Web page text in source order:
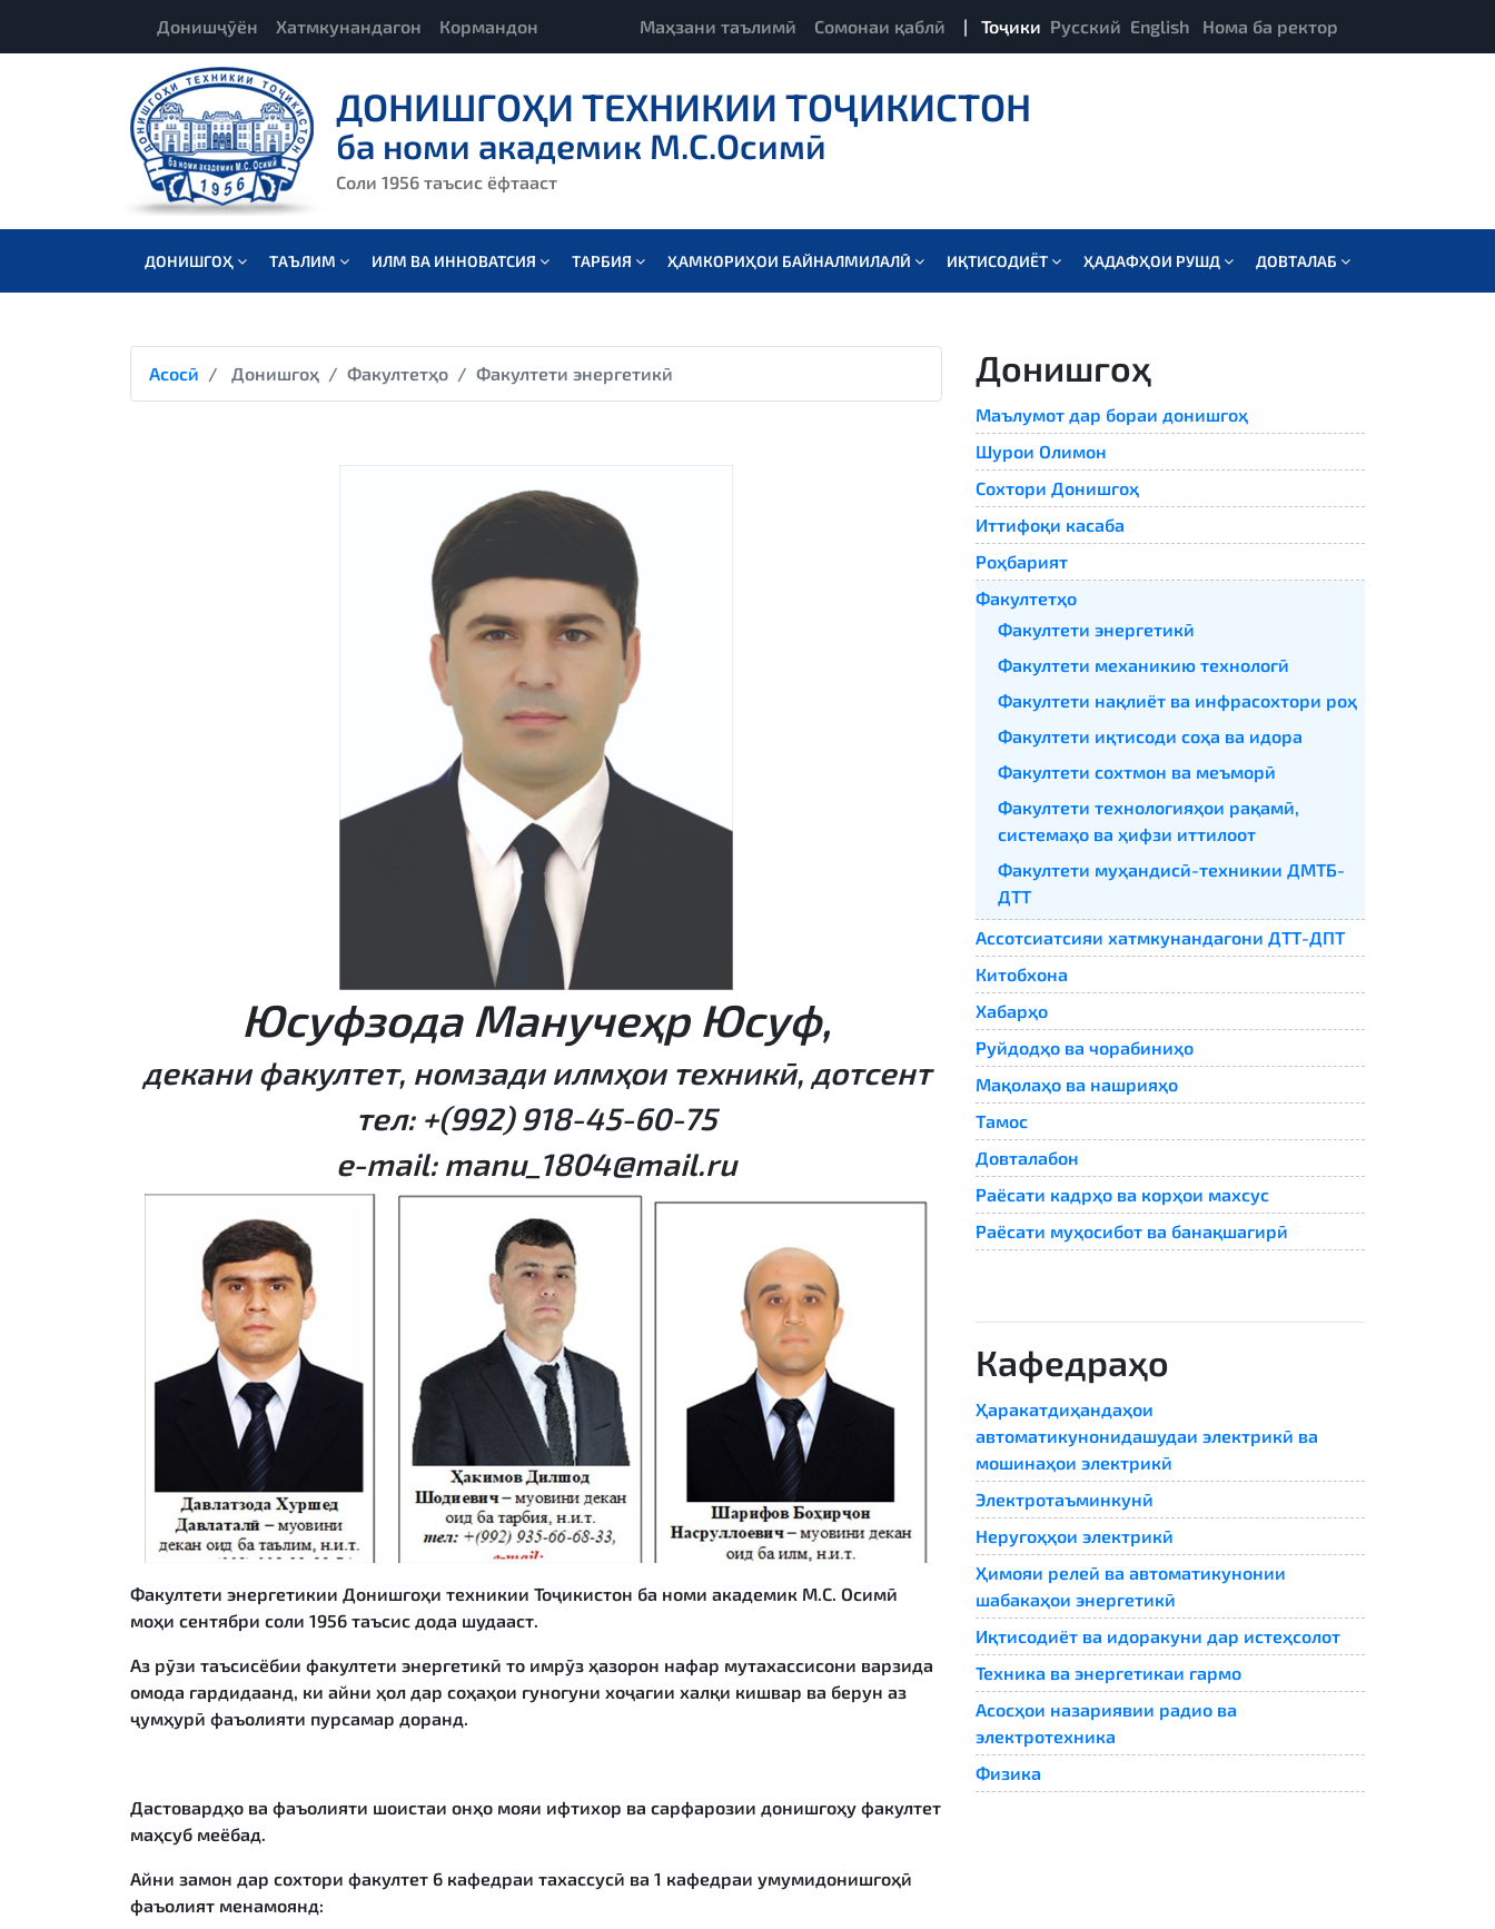
Донишҷӯён Хатмкунандагон Кормандон Маҳзани таълимӣ Сомонаи қаблӣ | Тоҷики Русский English Нома ба ректор
ДОНИШГОҲИ ТЕХНИКИИ ТОҶИКИСТОН
ба номи академик М.С.Осимӣ
Соли 1956 таъсис ёфтааст
ДОНИШГОҲ ТАЪЛИМ ИЛМ ВА ИННОВАТСИЯ ТАРБИЯ ҲАМКОРИҲОИ БАЙНАЛМИЛАЛӢ ИҚТИСОДИЁТ ҲАДАФҲОИ РУШД ДОВТАЛАБ
Асосӣ Донишгоҳ Факултетҳо Факултети энергетикӣ
Юсуфзода Манучеҳр Юсуф,
декани факултет, номзади илмҳои техникӣ, дотсент
тел: +(992) 918-45-60-75
e-mail: manu_1804@mail.ru
Факултети энергетикии Донишгоҳи техникии Тоҷикистон ба номи академик М.С. Осимӣ
моҳи сентябри соли 1956 таъсис дода шудааст.
Аз рӯзи таъсисёбии факултети энергетикӣ то имрӯз ҳазорон нафар мутахассисони варзида
омода гардидаанд, ки айни ҳол дар соҳаҳои гуногуни хоҷагии халқи кишвар ва берун аз
ҷумҳурӣ фаъолияти пурсамар доранд.
Дастовардҳо ва фаъолияти шоистаи онҳо мояи ифтихор ва сарфарозии донишгоҳу факултет
маҳсуб меёбад.
Айни замон дар сохтори факултет 6 кафедраи тахассусӣ ва 1 кафедраи умумидонишгоҳӣ
фаъолият менамоянд:
Донишгоҳ
Маълумот дар бораи донишгоҳ
Шурои Олимон
Сохтори Донишгоҳ
Иттифоқи касаба
Роҳбарият
Факултетҳо
Факултети энергетикӣ
Факултети механикию технологӣ
Факултети нақлиёт ва инфрасохтори роҳ
Факултети иқтисоди соҳа ва идора
Факултети сохтмон ва меъморӣ
Факултети технологияҳои рақамӣ,
системаҳо ва ҳифзи иттилоот
Факултети муҳандисӣ-техникии ДМТБ-
ДТТ
Ассотсиатсияи хатмкунандагони ДТТ-ДПТ
Китобхона
Хабарҳо
Руйдодҳо ва чорабиниҳо
Мақолаҳо ва нашрияҳо
Тамос
Довталабон
Раёсати кадрҳо ва корҳои махсус
Раёсати муҳосибот ва банақшагирӣ
Кафедраҳо
Ҳаракатдиҳандаҳои
автоматикунонидашудаи электрикӣ ва
мошинаҳои электрикӣ
Электротаъминкунӣ
Неругоҳҳои электрикӣ
Ҳимояи релеӣ ва автоматикунонии
шабакаҳои энергетикӣ
Иқтисодиёт ва идоракуни дар истеҳсолот
Техника ва энергетикаи гармо
Асосҳои назариявии радио ва
электротехника
Физика